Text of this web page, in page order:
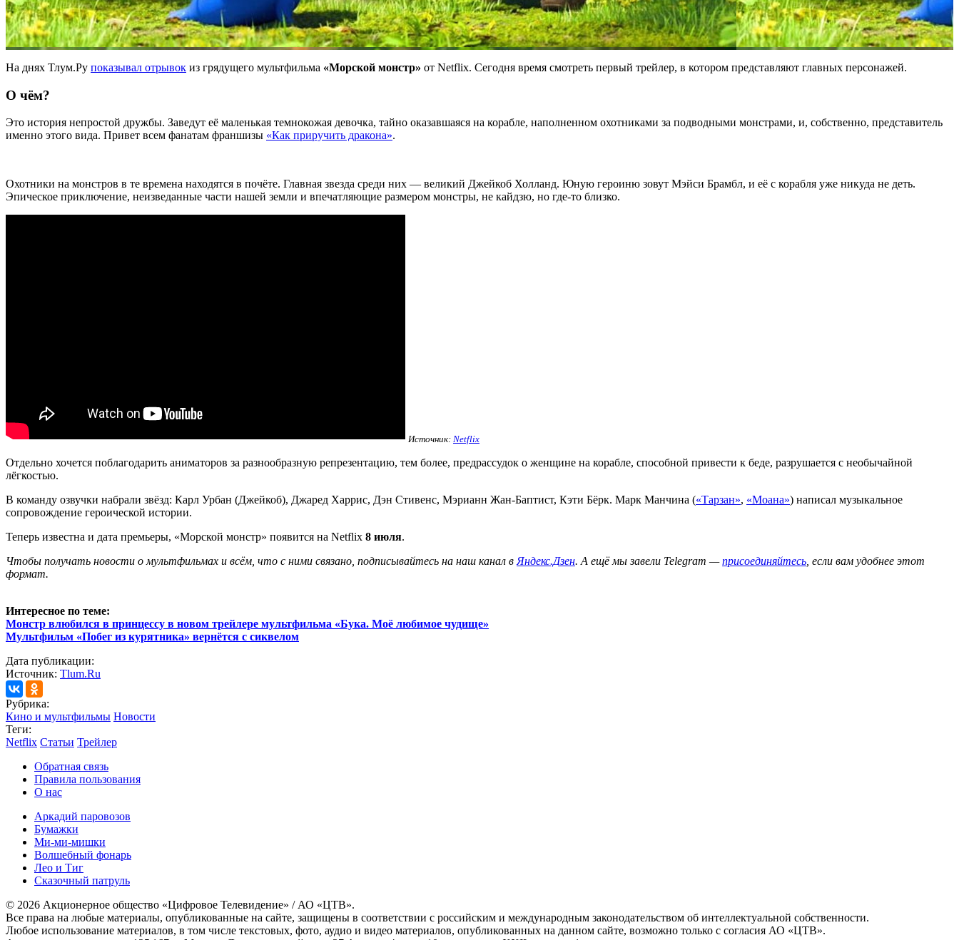
На днях Тлум.Ру показывал отрывок из грядущего мультфильма «Морской монстр» от Netflix. Сегодня время смотреть первый трейлер, в котором представляют главных персонажей.
О чём?
Это история непростой дружбы. Заведут её маленькая темнокожая девочка, тайно оказавшаяся на корабле, наполненном охотниками за подводными монстрами, и, собственно, представитель
именно этого вида. Привет всем фанатам франшизы «Как приручить дракона».
Охотники на монстров в те времена находятся в почёте. Главная звезда среди них — великий Джейкоб Холланд. Юную героиню зовут Мэйси Брамбл, и её с корабля уже никуда не деть.
Эпическое приключение, неизведанные части нашей земли и впечатляющие размером монстры, не кайдзю, но где-то близко.
Источник: Netflix
Отдельно хочется поблагодарить аниматоров за разнообразную репрезентацию, тем более, предрассудок о женщине на корабле, способной привести к беде, разрушается с необычайной
лёгкостью.
В команду озвучки набрали звёзд: Карл Урбан (Джейкоб), Джаред Харрис, Дэн Стивенс, Мэрианн Жан-Баптист, Кэти Бёрк. Марк Манчина («Тарзан», «Моана») написал музыкальное
сопровождение героической истории.
Теперь известна и дата премьеры, «Морской монстр» появится на Netflix 8 июля.
Чтобы получать новости о мультфильмах и всём, что с ними связано, подписывайтесь на наш канал вЯндекс.Дзен. А ещё мы завели Telegram —присоединяйтесь, если вам удобнее этот
формат.
Интересное по теме:
Монстр влюбился в принцессу в новом трейлере мультфильма «Бука. Моё любимое чудище»
Мультфильм «Побег из курятника» вернётся с сиквелом
Дата публикации:
Источник: Tlum.Ru
Рубрика:
Кино и мультфильмы Новости
Теги:
Netflix Статьи Трейлер
Обратная связь
Правила пользования
О нас
Аркадий паровозов
Бумажки
Ми-ми-мишки
Волшебный фонарь
Лео и Тиг
Сказочный патруль
© 2026 Акционерное общество «Цифровое Телевидение» / АО «ЦТВ».
Все права на любые материалы, опубликованные на сайте, защищены в соответствии с российским и международным законодательством об интеллектуальной собственности.
Любое использование материалов, в том числе текстовых, фото, аудио и видео материалов, опубликованных на данном сайте, возможно только с согласия АО «ЦТВ».